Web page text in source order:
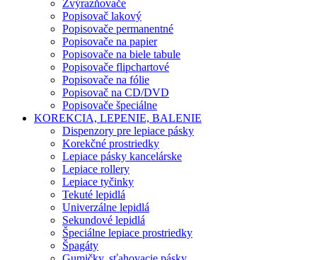
Zvýrazňovače
Popisovač lakový
Popisovače permanentné
Popisovače na papier
Popisovače na biele tabule
Popisovače flipchartové
Popisovače na fólie
Popisovač na CD/DVD
Popisovače špeciálne
KOREKCIA, LEPENIE, BALENIE
Dispenzory pre lepiace pásky
Korekčné prostriedky
Lepiace pásky kancelárske
Lepiace rollery
Lepiace tyčinky
Tekuté lepidlá
Univerzálne lepidlá
Sekundové lepidlá
Špeciálne lepiace prostriedky
Špagáty